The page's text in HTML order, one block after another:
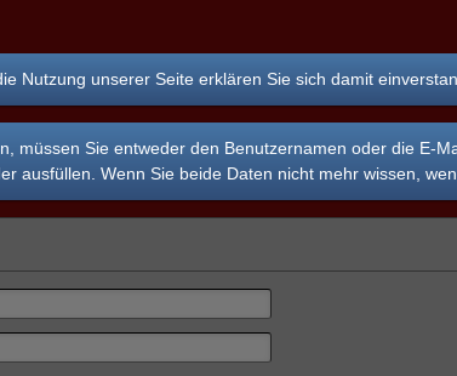
Nutzung unserer Seite erklären Sie sich damit
müssen Sie entweder den Benutzernamen oder die E-
ausfüllen. Wenn Sie beide Daten nicht mehr wissen,